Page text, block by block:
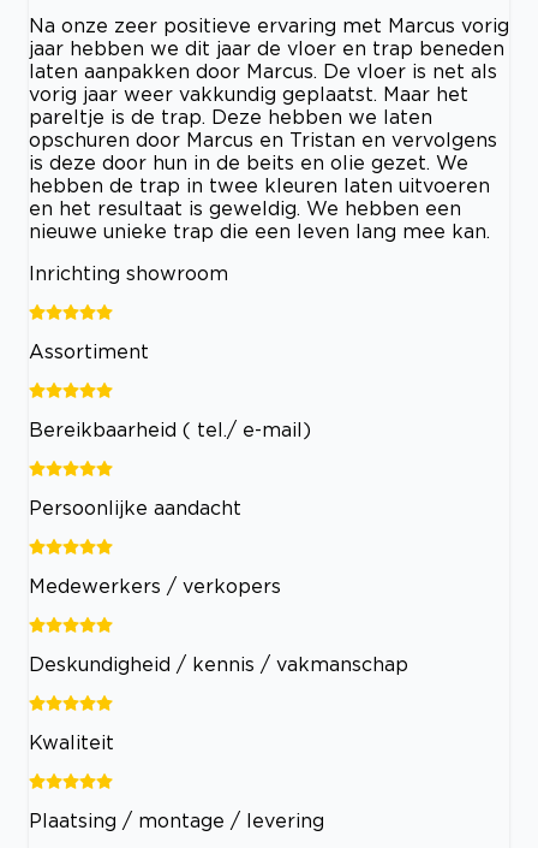
Na onze zeer positieve ervaring met Marcus vorig
jaar hebben we dit jaar de vloer en trap beneden
laten aanpakken door Marcus. De vloer is net als
vorig jaar weer vakkundig geplaatst. Maar het
pareltje is de trap. Deze hebben we laten
opschuren door Marcus en Tristan en vervolgens
is deze door hun in de beits en olie gezet. We
hebben de trap in twee kleuren laten uitvoeren
en het resultaat is geweldig. We hebben een
nieuwe unieke trap die een leven lang mee kan.
Inrichting showroom
Assortiment
Bereikbaarheid ( tel./ e-mail)
Persoonlijke aandacht
Medewerkers / verkopers
Deskundigheid / kennis / vakmanschap
Kwaliteit
Plaatsing / montage / levering